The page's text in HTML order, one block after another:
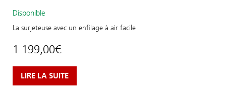
Disponible
La surjeteuse avec un enfilage à air facile
1 199,00€
LIRE LA SUITE